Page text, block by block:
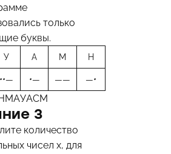
только
буквы.
У А М Н
••— •— —— —•
3
количество
чисел х, для